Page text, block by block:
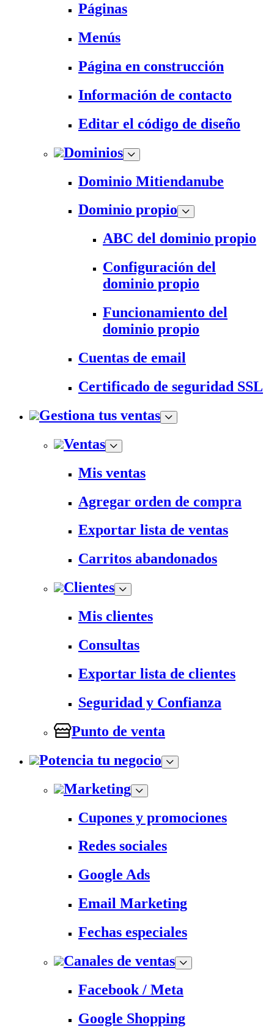
Páginas
Menús
Página en construcción
Información de contacto
Editar el código de diseño
Dominios
Dominio Mitiendanube
Dominio propio
ABC del dominio propio
Configuración del
dominio propio
Funcionamiento del
dominio propio
Cuentas de email
Certificado de seguridad SSL
Gestiona tus ventas
Ventas
Mis ventas
Agregar orden de compra
Exportar lista de ventas
Carritos abandonados
Clientes
Mis clientes
Consultas
Exportar lista de clientes
Seguridad y Confianza
Punto de venta
Potencia tu negocio
Marketing
Cupones y promociones
Redes sociales
Google Ads
Email Marketing
Fechas especiales
Canales de ventas
Facebook / Meta
Google Shopping